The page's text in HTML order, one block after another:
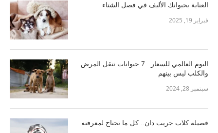
العناية بحيوانك الأليف في فصل الشتاء
فبراير 19, 2025
اليوم العالمي للسعار.. 7 حيوانات تنقل المرض
والكلب ليس بينهم
سبتمبر 28, 2024
فصيلة كلاب جريت دان.. كل ما تحتاج لمعرفته